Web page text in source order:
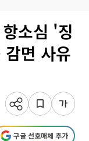
소심 '징
면 사유
구글 선호매체 추가